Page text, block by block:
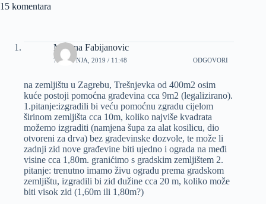
15 komentara
Mirjana Fabijanovic
7 TRAVNJA, 2019 / 11:48 ODGOVORI
na zemljištu u Zagrebu, Trešnjevka od 400m2 osim
kuće postoji pomoćna građevina cca 9m2 (legalizirano).
1.pitanje:izgradili bi veću pomoćnu zgradu cijelom
širinom zemljišta cca 10m, koliko najviše kvadrata
možemo izgraditi (namjena šupa za alat kosilicu, dio
otvoreni za drva) bez građevinske dozvole, te može li
zadnji zid nove građevine biti ujedno i ograda na međi
visine cca 1,80m. granićimo s gradskim zemljištem 2.
pitanje: trenutno imamo živu ogradu prema gradskom
zemljištu, izgradili bi zid dužine cca 20 m, koliko može
biti visok zid (1,60m ili 1,80m?)